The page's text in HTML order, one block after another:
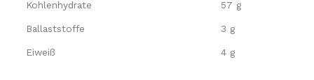
Kohlenhydrate 57 g
Ballaststoffe 3 g
Eiweiß 4 g